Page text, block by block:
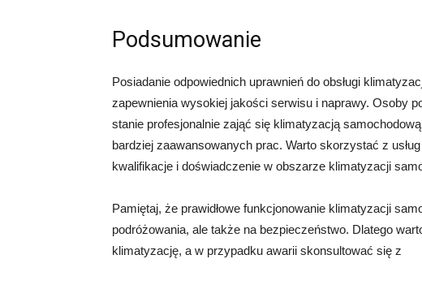
Podsumowanie
Posiadanie odpowiednich uprawnień do obsługi
zapewnienia wysokiej jakości serwisu i naprawy. Osoby
stanie profesjonalnie zająć się klimatyzacją
bardziej zaawansowanych prac. Warto skorzystać z
kwalifikacje i doświadczenie w obszarze klimatyzacji
Pamiętaj, że prawidłowe funkcjonowanie klimatyzacji
podróżowania, ale także na bezpieczeństwo. Dlatego
klimatyzację, a w przypadku awarii skonsultować się z